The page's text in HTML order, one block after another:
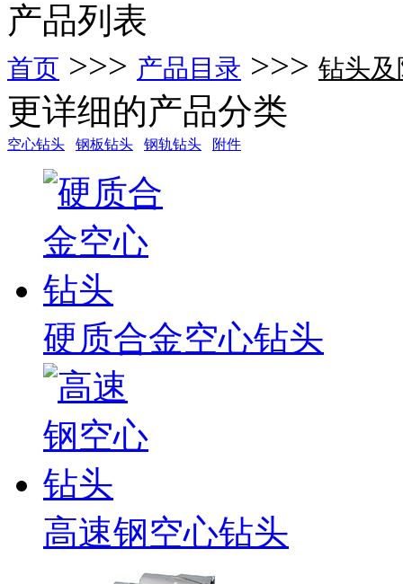
产品列表
首页 >>> 产品目录 >>> 钻头及
更详细的产品分类
空心钻头 钢板钻头 钢轨钻头 附件
硬质合金空心钻头
高速钢空心钻头